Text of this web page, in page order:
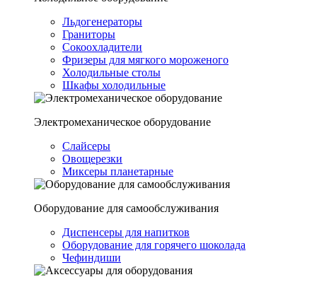
Льдогенераторы
Граниторы
Сокоохладители
Фризеры для мягкого мороженого
Холодильные столы
Шкафы холодильные
Электромеханическое оборудование
Слайсеры
Овощерезки
Миксеры планетарные
Оборудование для самообслуживания
Диспенсеры для напитков
Оборудование для горячего шоколада
Чефиндиши